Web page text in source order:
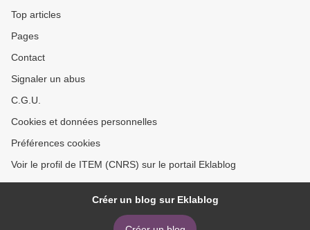
Top articles
Pages
Contact
Signaler un abus
C.G.U.
Cookies et données personnelles
Préférences cookies
Voir le profil de ITEM (CNRS) sur le portail Eklablog
Créer un blog sur Eklablog